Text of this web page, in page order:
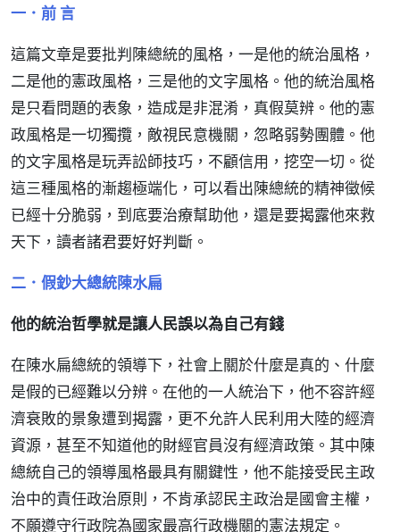
一．前 言
這篇文章是要批判陳總統的風格，一是他的統治風格，
二是他的憲政風格，三是他的文字風格。他的統治風格
是只看問題的表象，造成是非混淆，真假莫辨。他的憲
政風格是一切獨攬，敵視民意機關，忽略弱勢團體。他
的文字風格是玩弄訟師技巧，不顧信用，挖空一切。從
這三種風格的漸趨極端化，可以看出陳總統的精神徵候
已經十分脆弱，到底要治療幫助他，還是要揭露他來救
天下，讀者諸君要好好判斷。
二．假鈔大總統陳水扁
他的統治哲學就是讓人民誤以為自己有錢
在陳水扁總統的領導下，社會上關於什麼是真的、什麼
是假的已經難以分辨。在他的一人統治下，他不容許經
濟衰敗的景象遭到揭露，更不允許人民利用大陸的經濟
資源，甚至不知道他的財經官員沒有經濟政策。其中陳
總統自己的領導風格最具有關鍵性，他不能接受民主政
治中的責任政治原則，不肯承認民主政治是國會主權，
不願遵守行政院為國家最高行政機關的憲法規定。